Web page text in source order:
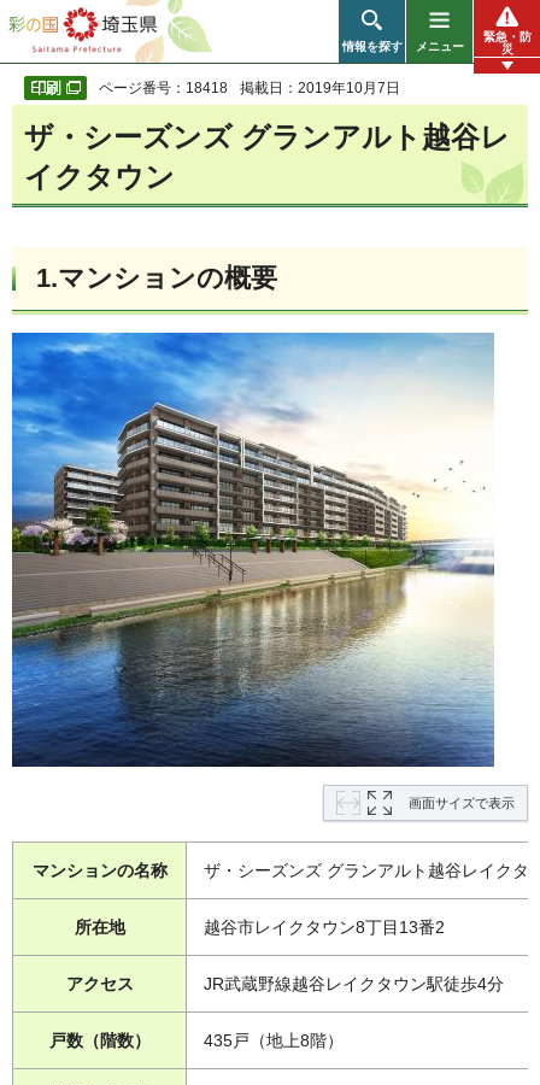
彩の国 埼玉県
情報を探す メニュー
緊急・防
災
ページ番号：18418 掲載日：2019年10月7日
ザ・シーズンズ グランアルト越谷レ
イクタウン
1.マンションの概要
画面サイズで表示
マンションの名称 ザ・シーズンズ グランアルト越谷レイクタ
所在地 越谷市レイクタウン8丁目13番2
アクセス JR武蔵野線越谷レイクタウン駅徒歩4分
戸数（階数） 435戸（地上8階）